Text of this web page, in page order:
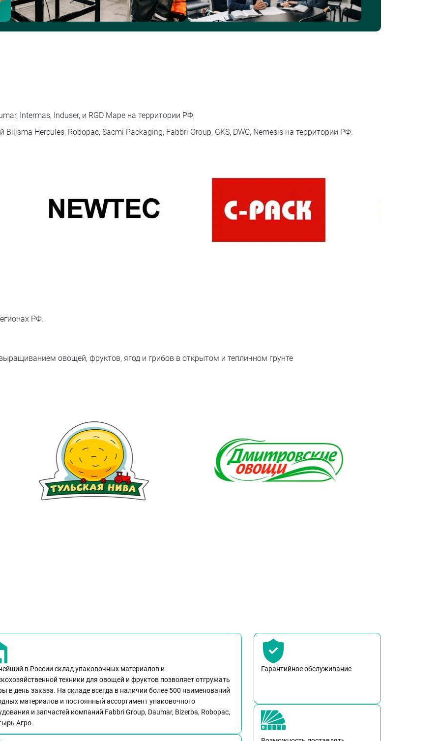
Intermas, Induser, и RGD Mape на территории РФ;
Hercules, Robopac, Sacmi Packaging, Fabbri Group, GKS, DWC, Nemesis на территории РФ.
РФ.
овощей, фруктов, ягод и грибов в открытом и тепличном грунте
в России склад упаковочных материалов и
техники для овощей и фруктов позволяет отгружать
в день заказа. На складе всегда в наличии более 500 наименований
материалов и постоянный ассортимент упаковочного
и запчастей компаний Fabbri Group, Daumar, Bizerba, Robopac,
Агро.
Гарантийное обслуживание